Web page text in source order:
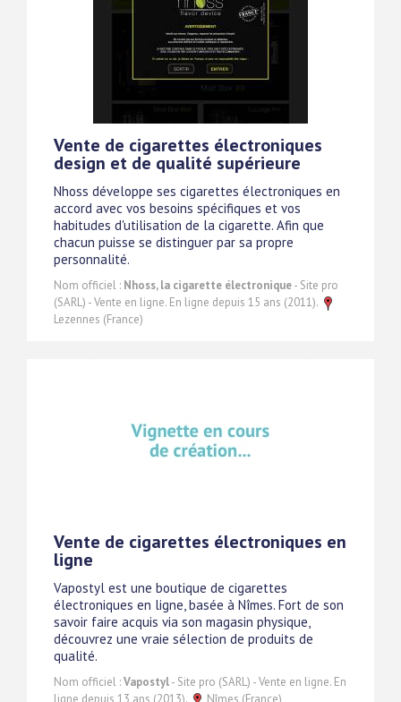
Vente de cigarettes électroniques
design et de qualité supérieure
Nhoss développe ses cigarettes électroniques en
accord avec vos besoins spécifiques et vos
habitudes d'utilisation de la cigarette. Afin que
chacun puisse se distinguer par sa propre
personnalité.
Nom officiel : Nhoss, la cigarette électronique- Site pro
(SARL) - Vente en ligne. En ligne depuis 15 ans (2011).
Lezennes (France)
Vente de cigarettes électroniques en
ligne
Vapostyl est une boutique de cigarettes
électroniques en ligne, basée à Nîmes. Fort de son
savoir faire acquis via son magasin physique,
découvrez une vraie sélection de produits de
qualité.
Nom officiel :Vapostyl- Site pro (SARL) - Vente en ligne. En
ligne depuis 13 ans (2013).
Nîmes (France)